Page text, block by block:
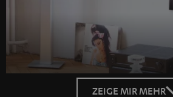
ZEIGE MIR MEHR